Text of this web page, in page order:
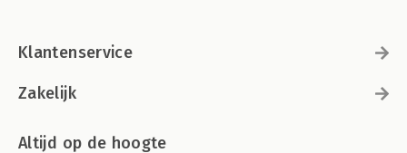
Klantenservice
Zakelijk
Altijd op de hoogte